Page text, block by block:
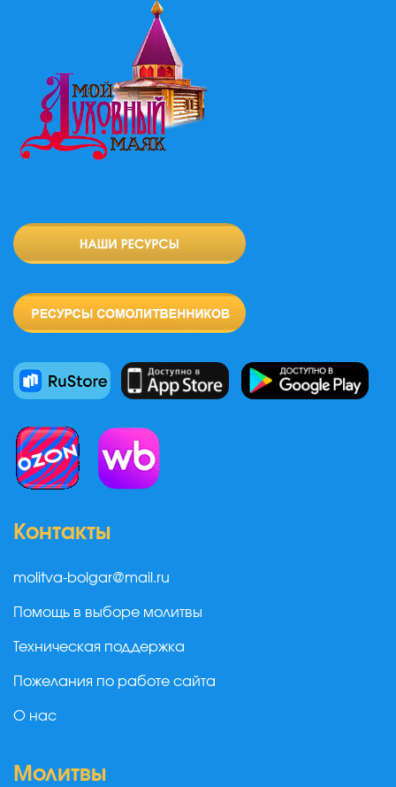
Контакты
molitva-bolgar@mail.ru
Помощь в выборе молитвы
Техническая поддержка
Пожелания по работе сайта
О нас
Молитвы